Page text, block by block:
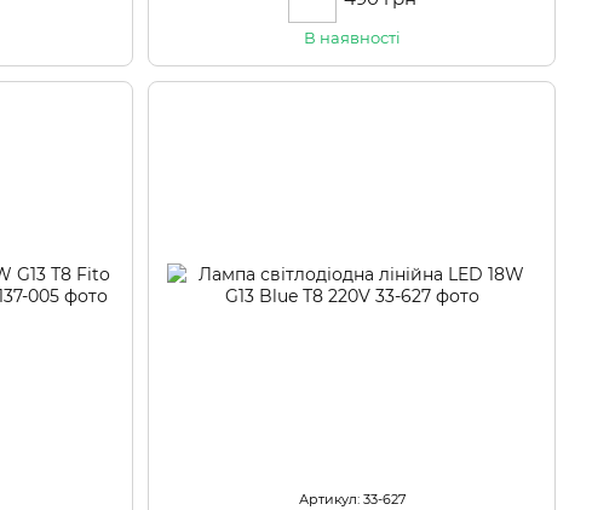
В наявності
Артикул: 33-627